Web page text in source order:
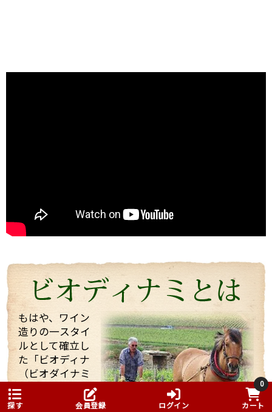
ワイン醸造に対する自身のフィロソフィ（哲学）を強
く持った志の高い醸造家でした。
今回は、他のお客様もいらっしゃりとても忙しい中私
くれました。 途中で「もう大丈夫ですよ・・・」と言
っても、「これを飲んでくれ」と、どんどんいろいろ
なワインを持ってきてくれてワインや畑や自分の考え
などたくさん話していただきました！
そんな訪問の様子を一部まとめしたのでご覧くださ
い。 また動画も撮影したものをほんの少しまとめまし
たのでご一緒にどうぞ。 少しでもマルシャンの熱い思
いが伝わればいいなと思っています。
もはや、ワイン
造りの一スタイ
ルとして確立し
た「ビオディナ
（ビオダイナミ
ック農法）」誰
もが飲みたが
探す 会員登録 ログイン
0
カート